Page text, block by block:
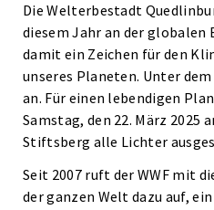
Die Welterbestadt
diesem Jahr an der globalen
damit ein Zeichen für den
unseres Planeten. Unter
an. Für einen lebendigen
Samstag, den 22. März 2025
Stiftsberg alle Lichter
Seit 2007 ruft der WWF mit
der ganzen Welt dazu auf,